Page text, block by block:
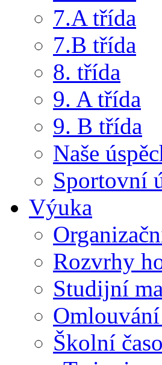
7.A třída
7.B třída
8. třída
9. A třída
9. B třída
Naše
Sportovní
Výuka
Rozvrhy
Studijní
Školní